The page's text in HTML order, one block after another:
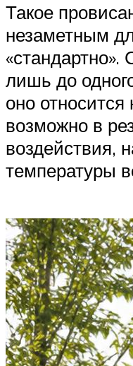
Такое
незаметным
«стандартно».
лишь до
оно
возможно в
воздействия,
температуры